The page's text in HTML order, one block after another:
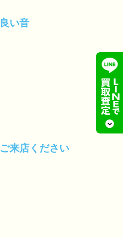
い音
来店ください